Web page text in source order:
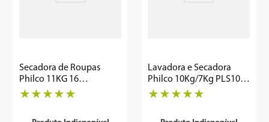
Secadora de Roupas
Philco 11KG 16
Programas PSC11B
★ ★ ★ ★ ★
Lavadora e Secadora
Philco 10Kg/7Kg PLS10T
InvertPlus
★ ★ ★ ★ ★